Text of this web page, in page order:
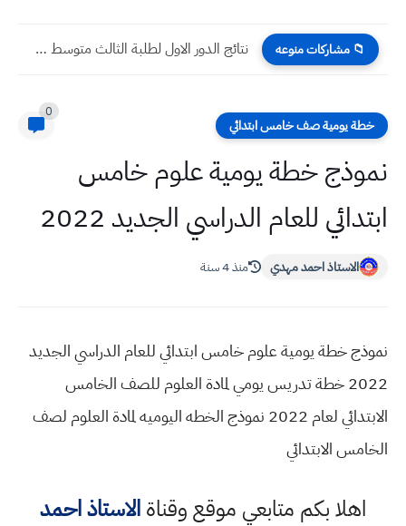
📁 مشاركات منوعه نتائج الدور الاول لطلبة الثالث متوسط 2022 | تربية محافظة...
خطة يومية صف خامس ابتدائي
0
نموذج خطة يومية علوم خامس
ابتدائي للعام الدراسي الجديد 2022
الاستاذ احمد مهدي منذ 4 سنة
نموذج خطة يومية علوم خامس ابتدائي للعام الدراسي الجديد
2022 خطة تدريس يومي لمادة العلوم للصف الخامس
الابتدائي لعام 2022 نموذج الخطه اليوميه لمادة العلوم لصف
الخامس الابتدائي
اهلا بكم متابعي موقع وقناةالاستاذ احمد